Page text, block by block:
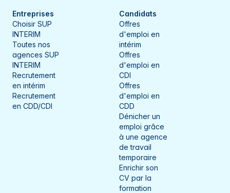
Entreprises
Choisir SUP
INTERIM
Toutes nos
agences SUP
INTERIM
Recrutement
en intérim
Recrutement
en CDD/CDI
Candidats
Offres
d'emploi en
intérim
Offres
d'emploi en
CDI
Offres
d'emploi en
CDD
Dénicher un
emploi grâce
à une agence
de travail
temporaire
Enrichir son
CV par la
formation